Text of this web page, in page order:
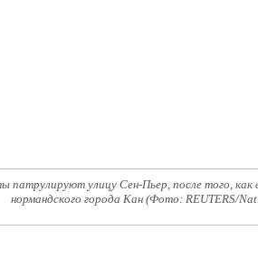
патрулируют улицу Сен-Пьер, после того,
нормандского города Кан (Фото: REUTERS/